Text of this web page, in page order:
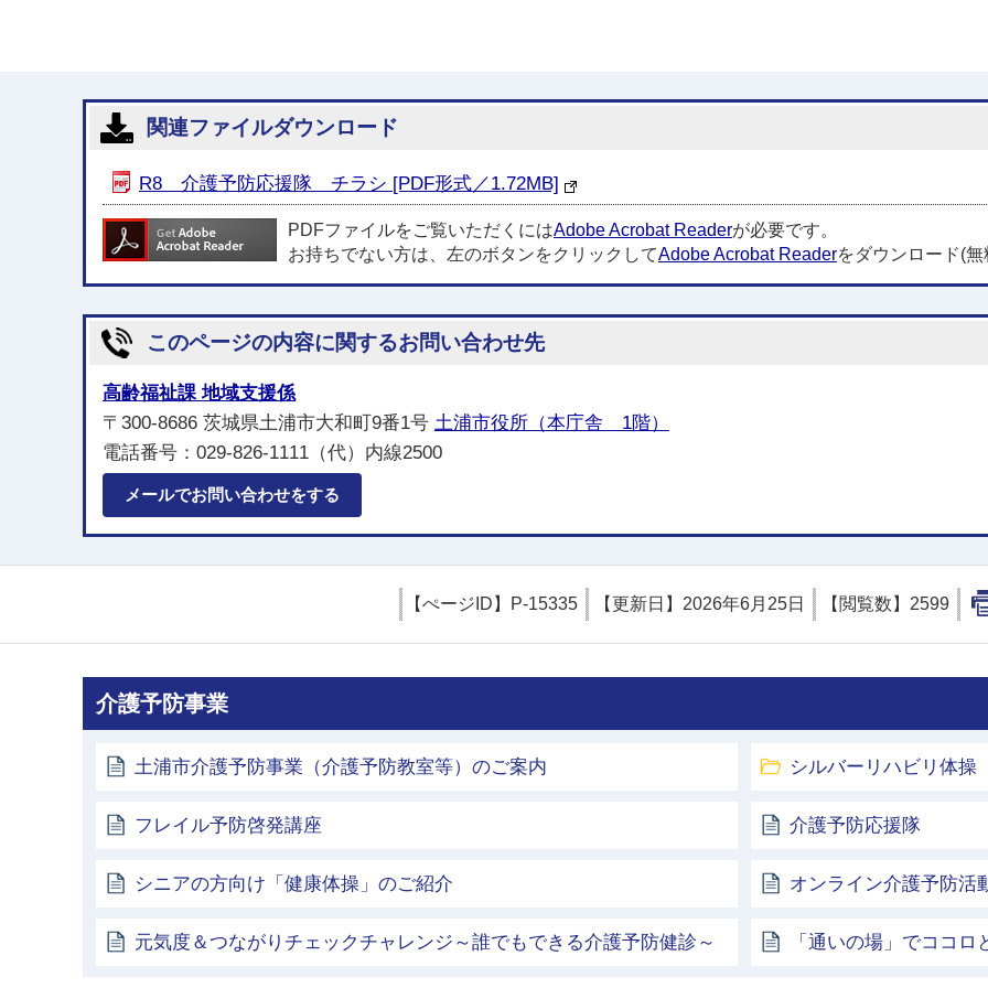
関連ファイルダウンロード
R8 介護予防応援隊 チラシ [PDF形式／1.72MB]
PDFファイルをご覧いただくにはAdobe Acrobat Readerが必要です。
お持ちでない方は、左のボタンをクリックしてAdobe Acrobat Readerをダウンロード(無
このページの内容に関するお問い合わせ先
高齢福祉課 地域支援係
〒300-8686 茨城県土浦市大和町9番1号 土浦市役所（本庁舎 1階）
電話番号：029-826-1111（代）内線2500
メールでお問い合わせをする
【ぺージID】 P-15335 【更新日】 2026年6月25日 【閲覧数】 2599
介護予防事業
土浦市介護予防事業（介護予防教室等）のご案内 シルバーリハビリ体操
フレイル予防啓発講座 介護予防応援隊
シニアの方向け「健康体操」のご紹介 オンライン介護予防活
元気度＆つながりチェックチャレンジ～誰でもできる介護予防健診～ 「通いの場」でココロ